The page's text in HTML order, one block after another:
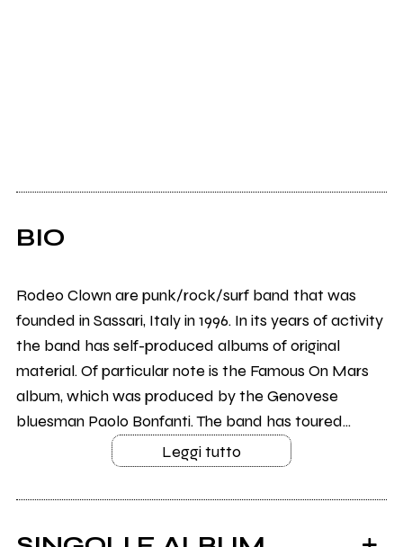
BIO
Rodeo Clown are punk/rock/surf band that was
founded in Sassari, Italy in 1996. In its years of activity
the band has self-produced albums of original
material. Of particular note is the Famous On Mars
album, which was produced by the Genovese
bluesman Paolo Bonfanti. The band has toured...
Leggi tutto